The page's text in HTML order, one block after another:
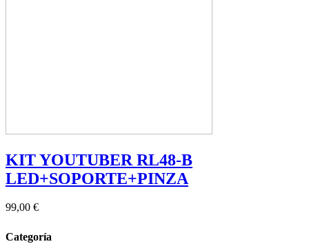
KIT YOUTUBER RL48-B
LED+SOPORTE+PINZA
99,00 €
Categoría